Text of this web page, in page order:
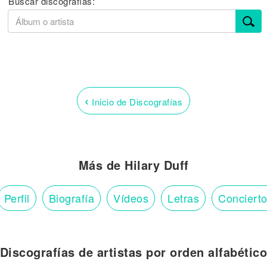
‹ Inicio de Discografías
Más de Hilary Duff
Perfil Biografía Vídeos Letras
Discografías de artistas por orden alfabético